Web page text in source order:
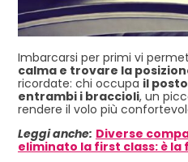
Imbarcarsi per primi vi
calma e trovare la
ricordate: chi occupa il
entrambi i braccioli, un
rendere il volo più
Leggi anche: Diverse
eliminato la first class: è la